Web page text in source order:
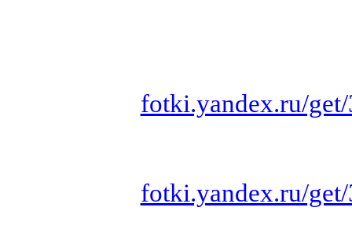
fotki.yandex.ru/
fotki.yandex.ru/